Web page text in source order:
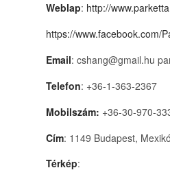
Weblap: http://
https://www.facebook.com/
Email: cshang@gmail.hu
Telefon: +36-1-363-2367
Mobilszám: +36-30-970-
Cím: 1149 Budapest,
Térkép: